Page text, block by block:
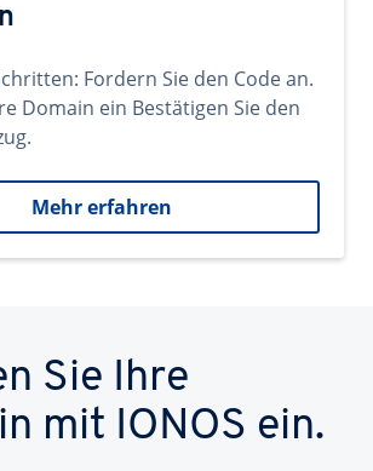
Fordern Sie den Code an.
Domain ein Bestätigen Sie den
Mehr erfahren
Sie Ihre
mit IONOS ein.